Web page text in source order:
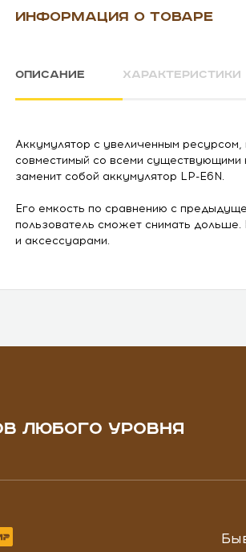
ИНФОРМАЦИЯ О ТОВАРЕ
ОПИСАНИЕ ХАРАКТЕРИСТИКИ
Аккумулятор с увеличенным ресурсом,
совместимый со всеми существующими
заменит собой аккумулятор LP-E6N.
Его емкость по сравнению с
пользователь сможет снимать
и аксессуарами.
ЛЮБОГО УРОВНЯ